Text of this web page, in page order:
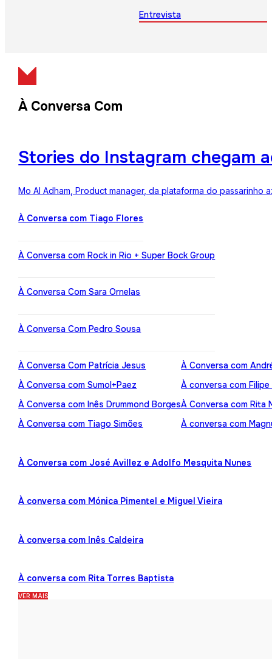
Entrevista
À Conversa Com
Stories do Instagram chegam
Mo Al Adham, Product manager, da plataforma do
À Conversa com Tiago Flores
À Conversa com Rock in Rio + Super Bock Group
À Conversa Com Sara Ornelas
À Conversa Com Pedro Sousa
À Conversa Com Patrícia Jesus
À Conversa com Sumol+Paez
À Conversa com Inês Drummond Borges
À Conversa com Tiago Simões
À Conversa com
À conversa com Filipe
À Conversa com Rita
À conversa com
À Conversa com José Avillez e Adolfo Mesquita Nunes
À conversa com Mónica Pimentel e Miguel Vieira
À conversa com Inês Caldeira
À conversa com Rita Torres Baptista
VER MAIS